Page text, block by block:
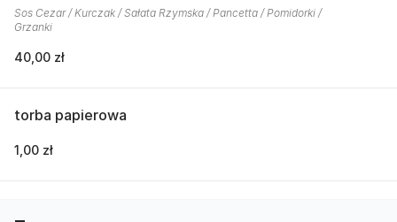
Sos Cezar / Kurczak / Sałata Rzymska / Pancetta / Pomidorki /
Grzanki
40,00 zł
torba papierowa
1,00 zł